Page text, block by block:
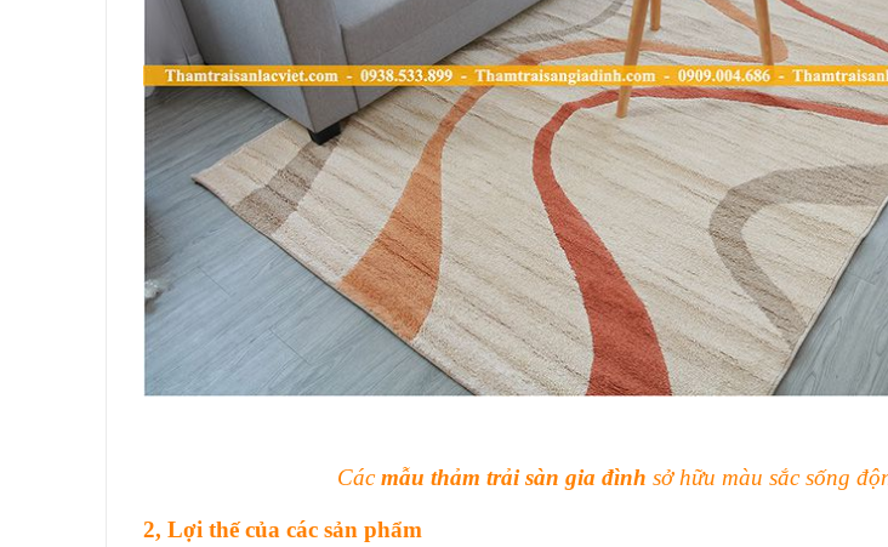
Cácmẫu thảm trải sàn gia đình sở hữu màu sắc sống
2, Lợi thế của các sản phẩm